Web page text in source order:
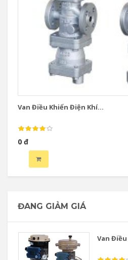
Van Điều Khiển Điện Khí...
0 đ
ĐANG GIẢM GIÁ
Van